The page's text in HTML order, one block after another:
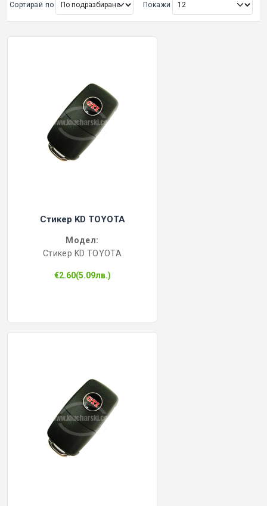
Сортирай по Покажи
Стикер KD TOYOTA
Модел:
Стикер KD TOYOTA
€2.60(5.09лв.)